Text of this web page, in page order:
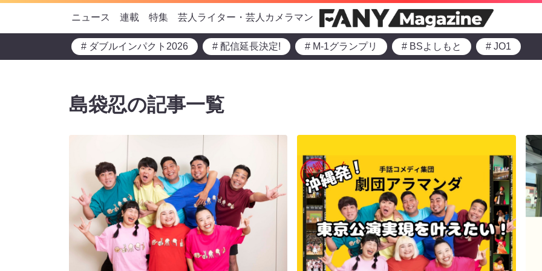
ニュース 連載 特集 芸人ライター・芸人カメラマン
# ダブルインパクト2026 # 配信延長決定! # M-1グランプリ # BSよしもと # JO1
島袋忍の記事一覧